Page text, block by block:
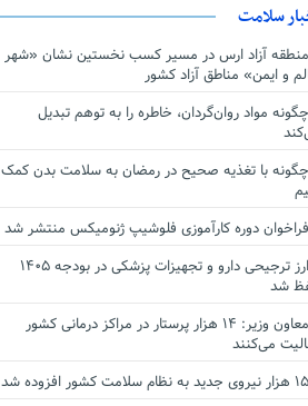
سلامت
منطقه آزاد ارس در مسیر کسب نخستین نشان «شهر
و ایمن» مناطق آزاد کشور
چگونه مواد روان‌گردان، خاطره را به توهم تبدیل
چگونه با تغذیه صحیح در رمضان به سلامت بدن کمک
فراخوان دوره کارآموزی فلوشیپ ژنومیکس منتشر شد
ارز ترجیحی دارو و تجهیزات پزشکی در بودجه ۱۴۰۵
شد
معاون وزیر: ۱۴ هزار پرستار در مراکز درمانی کشور
می‌کنند